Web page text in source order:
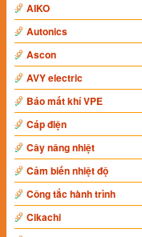
AIKO
Autonics
Ascon
AVY electric
Báo mất khí VPE
Cáp điện
Cây nâng nhiệt
Cảm biến nhiệt độ
Công tắc hành trình
Cikachi